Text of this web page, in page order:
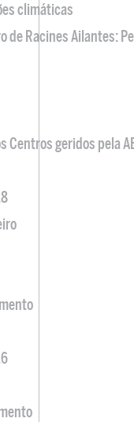
climáticas
de Racines Ailantes:
Centros geridos pela